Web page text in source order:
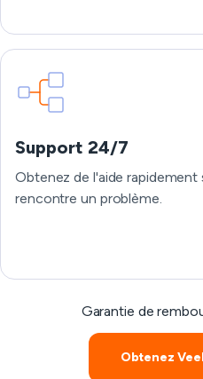
Support 24/7
Obtenez de l'aide
rencontre un problème.
Garantie de
Obtenez